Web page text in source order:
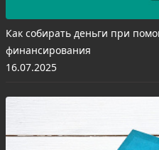
Как собирать деньги при
финансирования
16.07.2025